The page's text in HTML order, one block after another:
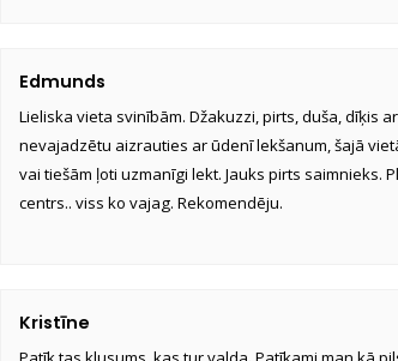
Edmunds
Lieliska vieta svinībām. Džakuzzi, pirts, duša, dīķis
nevajadzētu aizrauties ar ūdenī lekšanum, šajā
vai tiešām ļoti uzmanīgi lekt. Jauks pirts saimnieks.
centrs.. viss ko vajag. Rekomendēju.
Kristīne